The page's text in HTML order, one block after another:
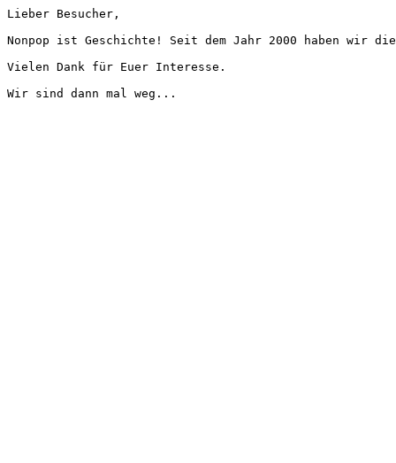
Lieber Besucher,
Nonpop ist Geschichte! Seit dem Jahr 2000 haben wir
Vielen Dank für Euer Interesse.
Wir sind dann mal weg...